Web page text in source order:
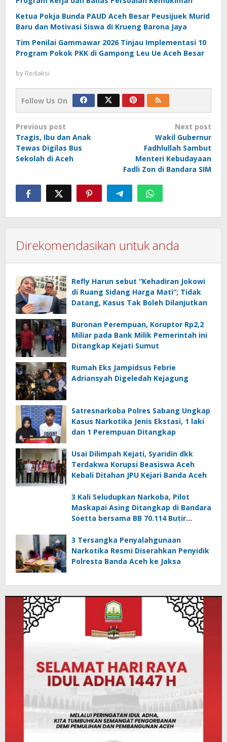
Ketua Pokja Bunda PAUD Aceh Besar Peusijuek Murid
Baru dan Motivasi Siswa di Krueng Barona Jaya
Tim Penilai Gammawar 2026 Tinjau Implementasi 10
Program Pokok PKK di Gampong Leu Ue Aceh Besar
by Redaksi
Follow Us On
Post
navigation
Previous post
Tragis, Ibu dan Anak
Tewas Digilas Bus
Sekolah di Aceh
Next post
Wakil Gubernur
Fadhlullah Sambut
Menteri Kebudayaan
Fadli Zon di Bandara SIM
Direkomendasikan untuk anda
Refly Harun sebut “Kehadiran Jokowi
di Ruang Sidang Harga Mati”; Tidak
Datang, Kasus Tak Boleh Dilanjutkan
Buronan Perempuan, Koruptor Rp2,2
Miliar pada Bank Milik Pemerintah ini
Ditangkap Kejati Sumut
Rumah Eks Jampidsus Febrie
Adriansyah Digeledah Kejagung
Satresnarkoba Polres Sabang Ungkap
Kasus Narkotika Jenis Ekstasi, 1 laki
dan 1 Perempuan Ditangkap
Usai Dilimpah Kejati, Syaridin dkk
Terdakwa Korupsi Beasiswa Aceh
Kebali Ditahan JPU Kejari Banda Aceh
3 Kali Seludupkan Narkoba, Pilot
Maskapai Asing Ditangkap di Bandara
Soetta bersama BB 70.114 Butir
3 Tersangka Penyalahgunaan
Narkotika Resmi Diserahkan Penyidik
Polresta Banda Aceh ke Jaksa